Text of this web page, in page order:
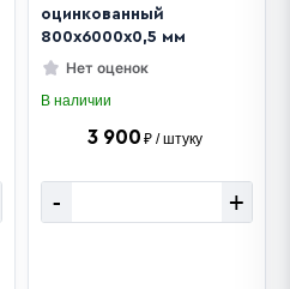
В наличии
оцинкованный
800х6000х0,5 мм
Нет оценок
3 900 ₽ / штуку
- +